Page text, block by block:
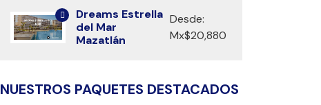
Dreams Estrella
del Mar
Mazatlán
Desde:
Mx$20,880
NUESTROS PAQUETES DESTACADOS